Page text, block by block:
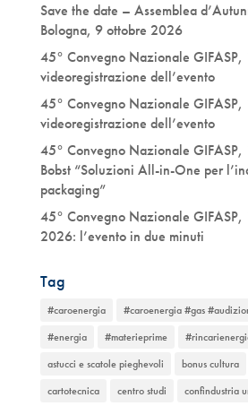
Save the date – Assemblea
Bologna, 9 ottobre 2026
45° Convegno Nazionale
videoregistrazione dell’evento
45° Convegno Nazionale
videoregistrazione dell’evento
45° Convegno Nazionale
Bobst “Soluzioni All-in-One per
packaging”
45° Convegno Nazionale
2026: l’evento in due minuti
Tag
#caroenergia #caroenergia #gas
#energia
#materieprime
astucci e scatole pieghevoli
bonus cultura
cartotecnica
centro studi
confindustria